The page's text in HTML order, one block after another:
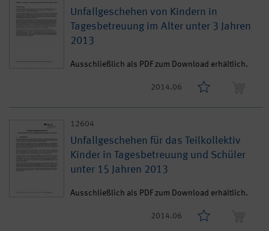
Unfallgeschehen von Kindern in
Tagesbetreuung im Alter unter 3 Jahren
2013
Ausschließlich als PDF zum Download erhältlich.
2014.06
12604
Unfallgeschehen für das Teilkollektiv
Kinder in Tagesbetreuung und Schüler
unter 15 Jahren 2013
Ausschließlich als PDF zum Download erhältlich.
2014.06